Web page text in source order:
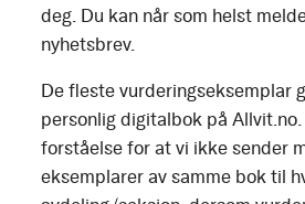
deg. Du kan når som helst
nyhetsbrev.
De fleste vurderingseksemplar
personlig digitalbok på Allvit.no.
forståelse for at vi ikke sender
eksemplarer av samme bok til